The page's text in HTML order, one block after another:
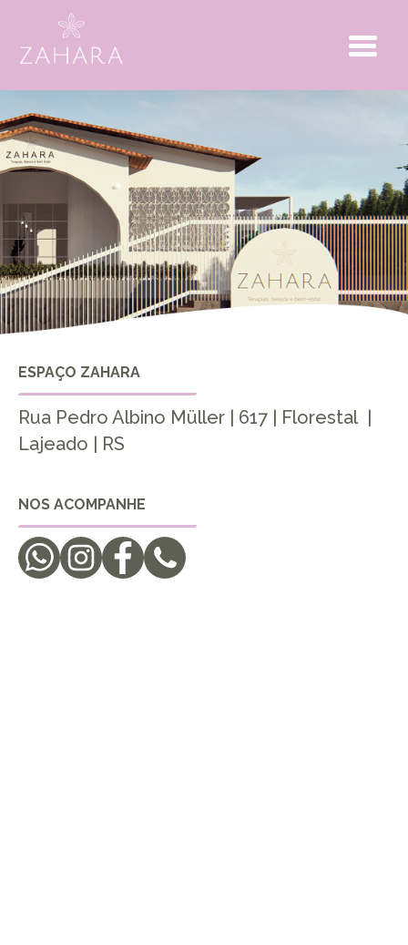
ESPAÇO ZAHARA
Rua Pedro Albino Müller | 617 | Florestal |
Lajeado | RS
NOS ACOMPANHE